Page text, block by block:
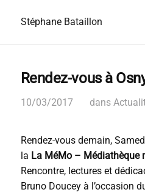
Stéphane Bataillon
Rendez-vous à
10/03/2017 dans
Rendez-vous demain,
la La MéMo – Médiathèque
Rencontre, lectures et
Bruno Doucey à l’occasion